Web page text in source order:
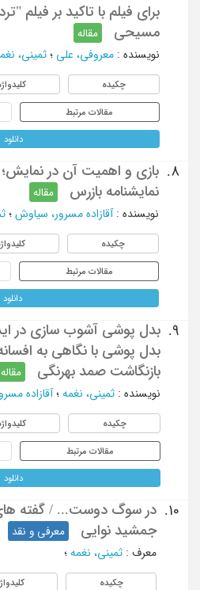
برای فیلم با تاکید بر فیلم
مسیحی
مقاله
نویسنده : معروفی، علی ؛ ثمینی،
چکیده
مقالات مرتبط
دانلود
8.
بازی و اهمیت آن در
نمایشنامه بازرس
مقاله
نویسنده : آقازاده مسرور، سیاوش ؛
چکیده
مقالات مرتبط
دانلود
9.
بدل پوشی آشوب سازی در
بدل پوشی با نگاهی به
بازنگاشت صمد بهرنگی
مقاله
نویسنده : ثمینی، نغمه ؛ آقازاده
چکیده
مقالات مرتبط
دانلود
10.
در سوگ دوست... / گفته
جمشید نوایی
معرفی و نقد
معرف : ثمینی، نغمه ؛
چکیده